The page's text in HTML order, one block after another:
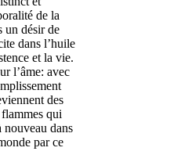
de la
un désir de
dans l’huile
et la vie.
l’âme: avec
des
qui
nouveau dans
par ce